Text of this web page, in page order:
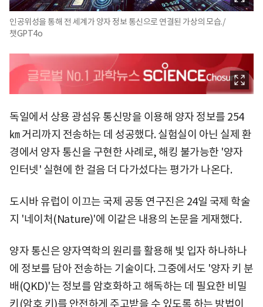
인공위성을 통해 전 세계가 양자 정보 통신으로 연결된 가상의 모습./
챗GPT4o
독일에서 상용 광섬유 통신망을 이용해 양자 정보를 254
㎞ 거리까지 전송하는 데 성공했다. 실험실이 아닌 실제 환
경에서 양자 통신을 구현한 사례로, 해킹 불가능한 '양자
인터넷' 실현에 한 걸음 더 다가섰다는 평가가 나온다.
도시바 유럽이 이끄는 국제 공동 연구진은 24일 국제 학술
지 '네이처(Nature)'에 이같은 내용의 논문을 게재했다.
양자 통신은 양자역학의 원리를 활용해 빛 입자 하나하나
에 정보를 담아 전송하는 기술이다. 그중에서도 '양자 키 분
배(QKD)'는 정보를 암호화하고 해독하는 데 필요한 비밀
키(암호 키)를 안전하게 주고받을 수 있도록 하는 방법이